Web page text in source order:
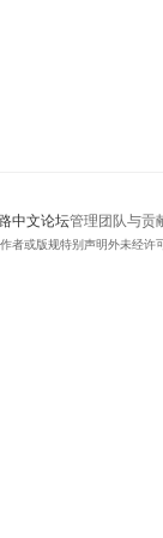
中文论坛管理团队与贡
者或版规特别声明外未经许